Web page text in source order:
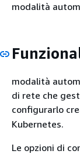
modalità
modalità
di rete che
configurarlo
Kubernetes.
Le opzioni di